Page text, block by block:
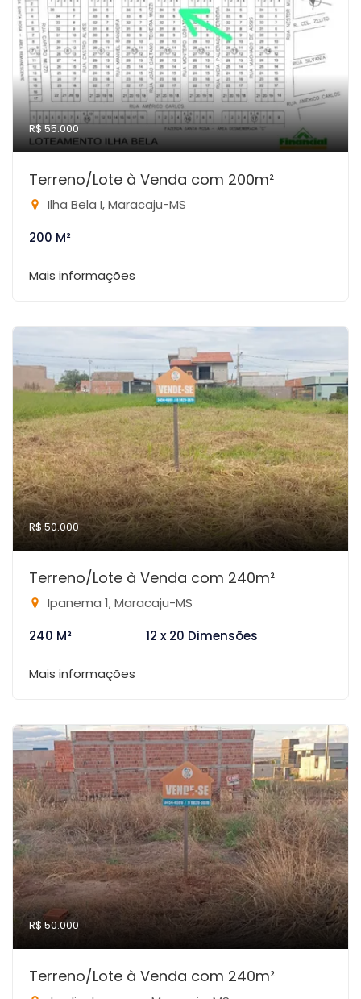
R$ 55.000
Terreno/Lote à Venda com 200m²
Ilha Bela I, Maracaju-MS
200 M²
Mais informações
R$ 50.000
Terreno/Lote à Venda com 240m²
Ipanema 1, Maracaju-MS
240 M²
12 x 20 Dimensões
Mais informações
R$ 50.000
Terreno/Lote à Venda com 240m²